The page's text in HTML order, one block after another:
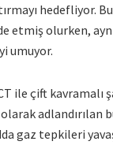
hedefliyor.
etmiş olurken,
umuyor.
ile çift kavramalı
gaz tepkileri